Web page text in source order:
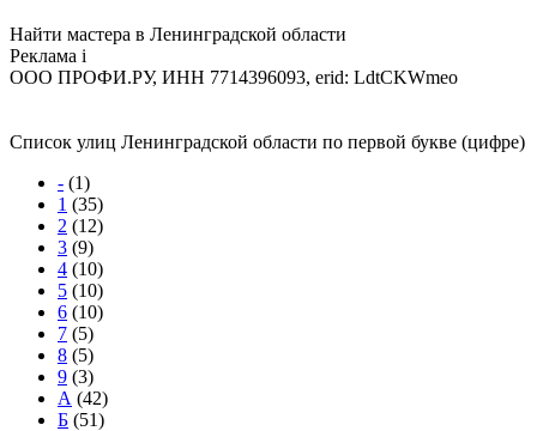
Найти мастера в Ленинградской области
Реклама i
ООО ПРОФИ.РУ, ИНН 7714396093, erid: LdtCKWmeo
Список улиц Ленинградской области по первой букве (цифре)
- (1)
1 (35)
2 (12)
3 (9)
4 (10)
5 (10)
6 (10)
7 (5)
8 (5)
9 (3)
А (42)
Б (51)